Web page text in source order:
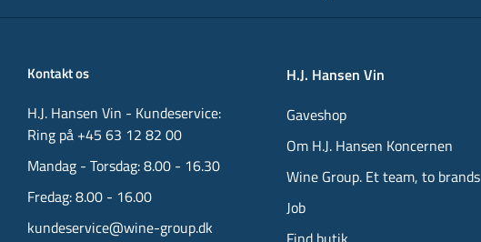
Kontakt os
H.J. Hansen Vin - Kundeservice:
Ring på +45 63 12 82 00
Mandag - Torsdag: 8.00 - 16.30
Fredag: 8.00 - 16.00
kundeservice@wine-group.dk
H.J. Hansen Vin
Gaveshop
Om H.J. Hansen Koncernen
Wine Group. Et team, to brands
Job